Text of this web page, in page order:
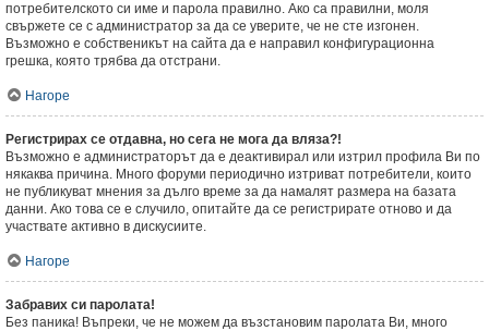
потребителското си име и парола правилно. Ако са правилни, моля
свържете се с администратор за да се уверите, че не сте изгонен.
Възможно е собственикът на сайта да е направил конфигурационна
грешка, която трябва да отстрани.
Нагоре
Регистрирах се отдавна, но сега не мога да вляза?!
Възможно е администраторът да е деактивирал или изтрил профила Ви по
някаква причина. Много форуми периодично изтриват потребители, които
не публикуват мнения за дълго време за да намалят размера на базата
данни. Ако това се е случило, опитайте да се регистрирате отново и да
участвате активно в дискусиите.
Нагоре
Забравих си паролата!
Без паника! Въпреки, че не можем да възстановим паролата Ви, много